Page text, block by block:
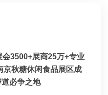
3500+展商25万+专业
京秋糖休闲食品展区成
必争之地